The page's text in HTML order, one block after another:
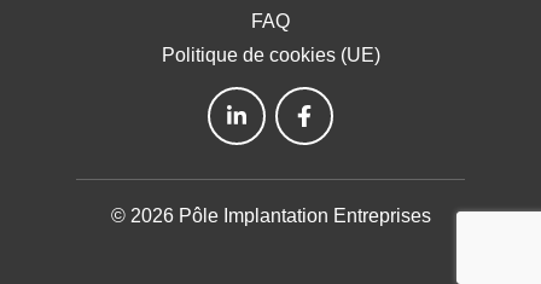
FAQ
Politique de cookies (UE)
© 2026 Pôle Implantation Entreprises